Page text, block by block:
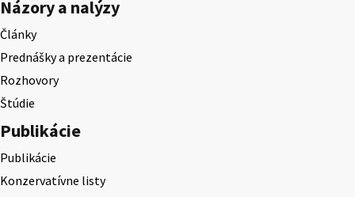
Názory a nalýzy
Články
Prednášky a prezentácie
Rozhovory
Štúdie
Publikácie
Publikácie
Konzervatívne listy